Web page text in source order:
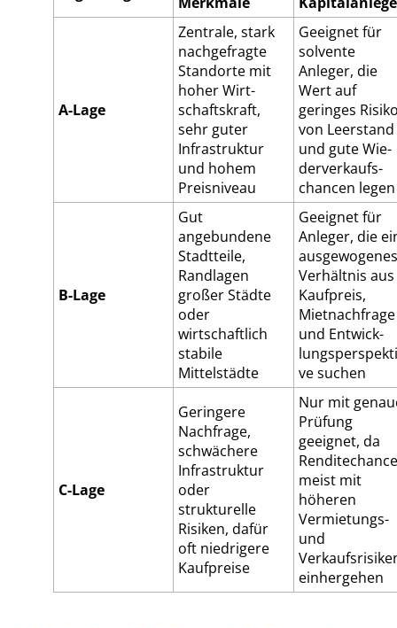
A-Lage
Zentrale, stark
nachgefragte
Standorte mit
hoher Wirt­
schafts­kraft,
sehr guter
Infrastruktur
und hohem
Preisniveau
Geeignet für
solvente
Anleger, die
Wert auf
geringes
von Leerstand
und gute Wie­
der­ver­kaufs­
chan­cen legen
B-Lage
Gut
angebundene
Stadtteile,
Randlagen
großer Städte
oder
wirtschaftlich
stabile
Mittelstädte
Geeignet für
Anleger, die
ausgewogenes
Verhältnis aus
Kaufpreis,
Mietnachfrage
und Ent­wick­
ve suchen
C-Lage
Geringere
Nachfrage,
schwächere
Infrastruktur
oder
strukturelle
Risiken, dafür
oft niedrigere
Kaufpreise
Nur mit
Prüfung
geeignet, da
meist mit
höheren
Vermietungs-
und
einhergehen